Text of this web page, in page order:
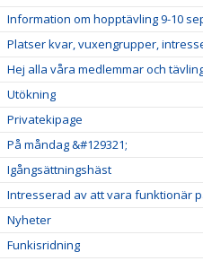
Information om hopptävling 9-10
Platser kvar, vuxengrupper,
Hej alla våra medlemmar och
Utökning
Privatekipage
På måndag &#129321;
Igångsättningshäst
Intresserad av att vara funktionär
Nyheter
Funkisridning